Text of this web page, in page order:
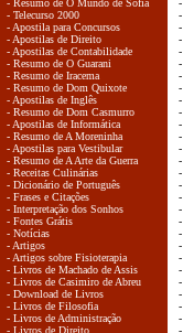
- Resumo de O Mundo de Sofia
- Telecurso 2000
- Apostila para Concursos
- Apostilas de Direito
- Apostilas de Contabilidade
- Resumo de O Guarani
- Resumo de Iracema
- Resumo de Dom Quixote
- Apostilas de Inglês
- Resumo de Dom Casmurro
- Apostilas de Informática
- Resumo de A Moreninha
- Apostilas para Vestibular
- Resumo de A Arte da Guerra
- Receitas Culinárias
- Dicionário de Português
- Frases e Citações
- Interpretação dos Sonhos
- Fontes Grátis
- Notícias
- Artigos
- Artigos sobre Fisioterapia
- Livros de Machado de Assis
- Livros de Casimiro de Abreu
- Download de Livros
- Livros de Filosofia
- Livros de Administração
- Livros de Direito
-
-
-
-
-
-
-
-
-
-
-
-
-
-
-
-
-
-
-
-
-
-
-
-
-
-
-
-